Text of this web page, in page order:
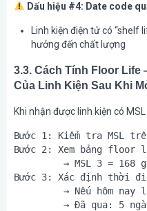
Dấu hiệu #4: Date code
Linh kiện điện tử có
hưởng đến chất lượng
3.3. Cách Tính Floor
Của Linh Kiện Sau Khi
Khi nhận được linh kiện có
Bước 1: Kiểm tra MSL
Bước 2: Xem bảng floor
→ MSL 3 = 168
Bước 3: Xác định thời
→ Nếu hôm nay
→ Đã qua: 5